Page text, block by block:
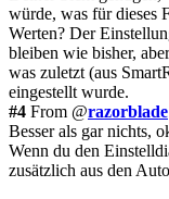
würde, was für dieses
Werten? Der
bleiben wie bisher,
was zuletzt (aus
eingestellt wurde.
#4 From @razorblade
Besser als gar nichts,
Wenn du den
zusätzlich aus den